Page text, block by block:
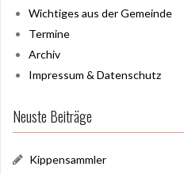
Wichtiges aus der Gemeinde
Termine
Archiv
Impressum & Datenschutz
Neuste Beiträge
Kippensammler